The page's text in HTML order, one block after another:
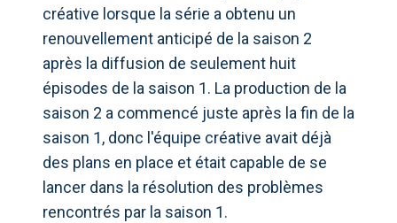
créative lorsque la série a obtenu un
renouvellement anticipé de la saison 2
après la diffusion de seulement huit
épisodes de la saison 1. La production de la
saison 2 a commencé juste après la fin de la
saison 1, donc l'équipe créative avait déjà
des plans en place et était capable de se
lancer dans la résolution des problèmes
rencontrés par la saison 1.